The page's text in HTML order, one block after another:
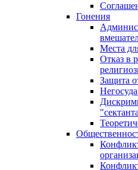
Гонения
Места
Отказ в
Защита